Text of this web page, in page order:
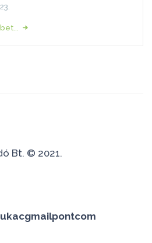
Bt. © 2021.